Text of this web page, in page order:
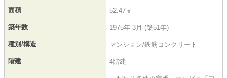
面積 52.47㎡
築年数 1975年 3月 (築51年)
種別/構造 マンション/鉄筋コンクリート
階建 4階建